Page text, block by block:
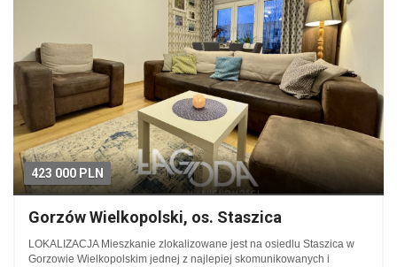
423 000 PLN
Gorzów Wielkopolski, os. Staszica
LOKALIZACJA Mieszkanie zlokalizowane jest na osiedlu Staszica w
Gorzowie Wielkopolskim jednej z najlepiej skomunikowanych i